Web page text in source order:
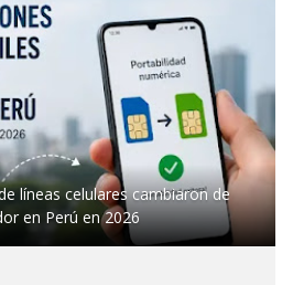
líneas celulares cambiaron de
en Perú en 2026